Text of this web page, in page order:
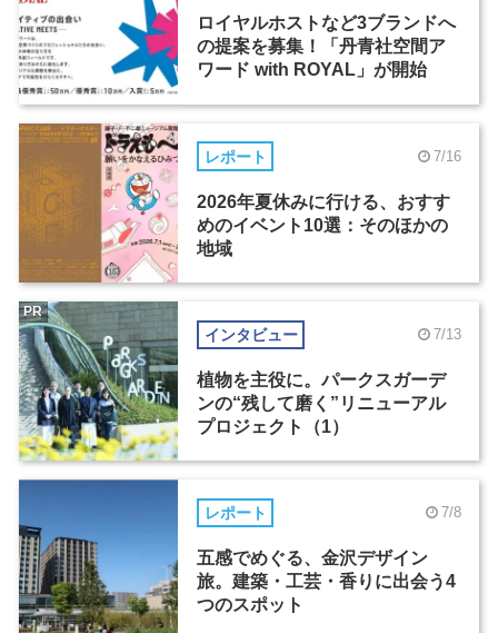
ロイヤルホストなど3ブランドへ
の提案を募集！「丹青社空間ア
ワード with ROYAL」が開始
レポート 7/16
2026年夏休みに行ける、おすす
めのイベント10選：そのほかの
地域
インタビュー 7/13
植物を主役に。パークスガーデ
ンの“残して磨く”リニューアル
プロジェクト（1）
PR
レポート 7/8
五感でめぐる、金沢デザイン
旅。建築・工芸・香りに出会う4
つのスポット